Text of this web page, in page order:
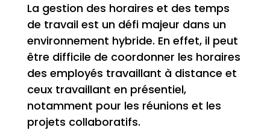
La gestion des horaires et des temps
de travail est un défi majeur dans un
environnement hybride. En effet, il peut
être difficile de coordonner les horaires
des employés travaillant à distance et
ceux travaillant en présentiel,
notamment pour les réunions et les
projets collaboratifs.